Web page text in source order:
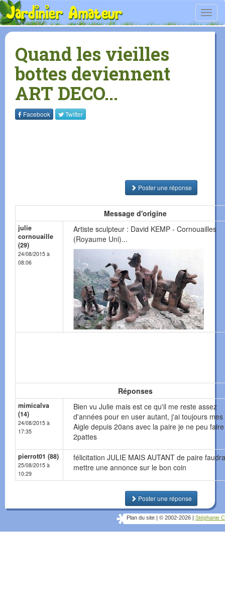
Quand les vieilles
bottes deviennent
ART DECO...
Facebook Twitter
Poster une réponse
Message d'origine
julie
cornouaille
(29)
24/08/2015 à
08:06
Artiste sculpteur : David KEMP - Cornouailles
(Royaume Uni)...
Réponses
mimicalva
(14)
24/08/2015 à
17:35
Bien vu Julie mais est ce qu'il me reste assez
d'années pour en user autant, j'ai toujours mes
Aigle depuis 20ans avec la paire je ne peu
2pattes
pierrot01 (88)
25/08/2015 à
10:29
félicitation JULIE MAIS AUTANT de paire
mettre une annonce sur le bon coin
Poster une réponse
Plan du site © 2002-2026 Stéphanie C